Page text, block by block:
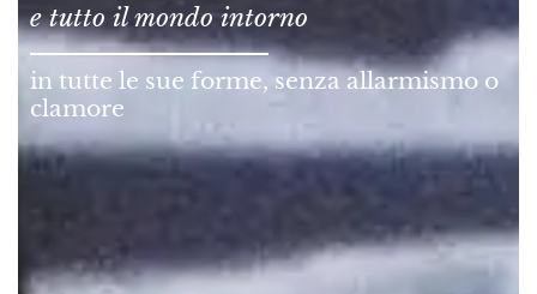
e tutto il mondo intorno
in tutte le sue forme, senza allarmismo o
clamore